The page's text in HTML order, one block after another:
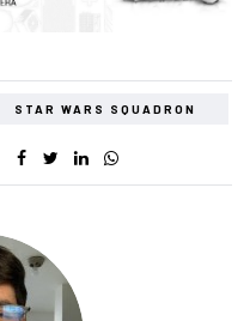
STAR WARS SQUADRON